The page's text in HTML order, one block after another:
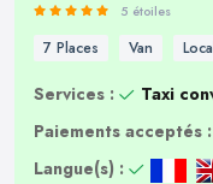
5 étoiles
7 Places Van
Services :
Taxi
Paiements acceptés :
Langue(s) :